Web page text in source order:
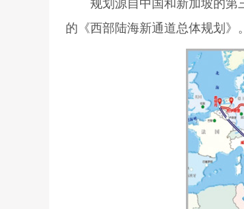
规划源自中国和新加坡的第三
的《西部陆海新通道总体规划》。